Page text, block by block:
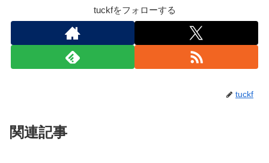
tuckfをフォローする
tuckf
関連記事